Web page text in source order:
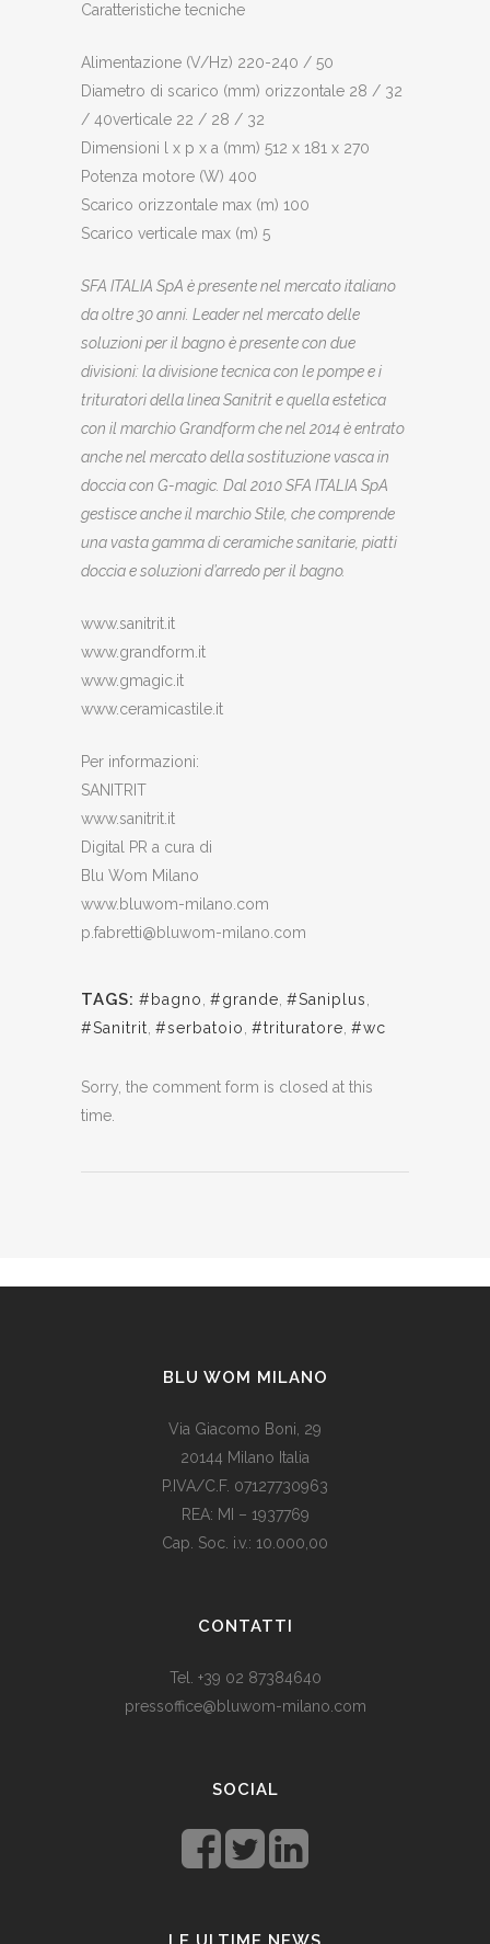
Caratteristiche tecniche
Alimentazione (V/Hz) 220-240 / 50
Diametro di scarico (mm) orizzontale 28 / 32
/ 40verticale 22 / 28 / 32
Dimensioni l x p x a (mm) 512 x 181 x 270
Potenza motore (W) 400
Scarico orizzontale max (m) 100
Scarico verticale max (m) 5
SFA ITALIA SpA è presente nel mercato italiano
da oltre 30 anni. Leader nel mercato delle
soluzioni per il bagno è presente con due
divisioni: la divisione tecnica con le pompe e i
trituratori della linea Sanitrit e quella estetica
con il marchio Grandform che nel 2014 è entrato
anche nel mercato della sostituzione vasca in
doccia con G-magic. Dal 2010 SFA ITALIA SpA
gestisce anche il marchio Stile, che comprende
una vasta gamma di ceramiche sanitarie, piatti
doccia e soluzioni d’arredo per il bagno.
www.sanitrit.it
www.grandform.it
www.gmagic.it
www.ceramicastile.it
Per informazioni:
SANITRIT
www.sanitrit.it
Digital PR a cura di
Blu Wom Milano
www.bluwom-milano.com
p.fabretti@bluwom-milano.com
TAGS: #bagno, #grande, #Saniplus,
#Sanitrit, #serbatoio, #trituratore, #wc
Sorry, the comment form is closed at this
time.
BLU WOM MILANO
Via Giacomo Boni, 29
20144 Milano Italia
P.IVA/C.F. 07127730963
REA: MI – 1937769
Cap. Soc. i.v.: 10.000,00
med dagens valutadevaluering må mange av oss ty til billige
stedet for dyre designerklokker.
CONTATTI
Tel. +39 02 87384640
pressoffice@bluwom-milano.com
Rolex replicasono un’ottima opzione che
SOCIAL